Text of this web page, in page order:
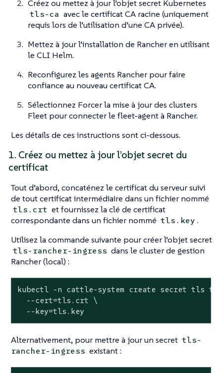
Créez ou mettez à jour l’objet secret Kubernetes
tls-ca avec le certificat CA racine (uniquement
requis lors de l’utilisation d’une CA privée).
Mettez à jour l’installation de Rancher en utilisant
le CLI Helm.
Reconfigurez les agents Rancher pour faire
confiance au nouveau certificat CA.
Sélectionnez Forcer la mise à jour des clusters
Fleet pour connecter le fleet-agent à Rancher.
Les détails de ces instructions sont ci-dessous.
1. Créez ou mettez à jour l’objet secret du
certificat
Tout d’abord, concaténez le certificat du serveur suivi
de tout certificat intermédiaire dans un fichier nommé
tls.crt et fournissez la clé de certificat
correspondante dans un fichier nommé tls.key .
Utilisez la commande suivante pour créer l’objet secret
tls-rancher-ingress dans le cluster de gestion
Rancher (local) :
kubectl -n cattle-system create secret tls
  --cert=tls.crt \
  --key=tls.key
Alternativement, pour mettre à jour un secret tls-
rancher-ingress existant :